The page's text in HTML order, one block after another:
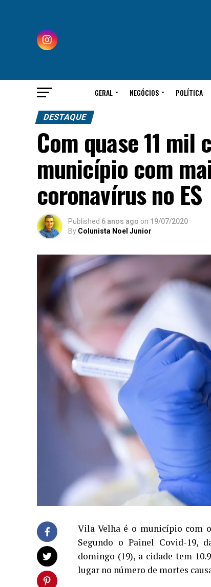
GERAL NEGÓCIOS POLÍTICA
DESTAQUE
Com quase 11 mil
município com
coronavírus no ES
Published 6 anos ago on 19/07/2020
By Colunista Noel Junior
Vila Velha é o município com
Segundo o Painel Covid-19,
domingo (19), a cidade tem
lugar no número de mortes